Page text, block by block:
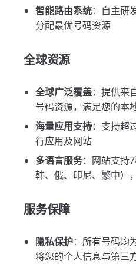
智能路由系统：自主研
分配最优号码资源
全球资源
全球广泛覆盖：提供来
号码资源，满足您的本
海量应用支持：支持超
行应用及网站
多语言服务：网站支持
韩、俄、印尼、繁中）
服务保障
隐私保护：所有号码均
将您的个人信息与第三